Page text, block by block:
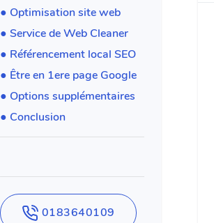
● Optimisation site web
● Service de Web Cleaner
● Référencement local SEO
● Être en 1ere page Google
● Options supplémentaires
● Conclusion
0183640109